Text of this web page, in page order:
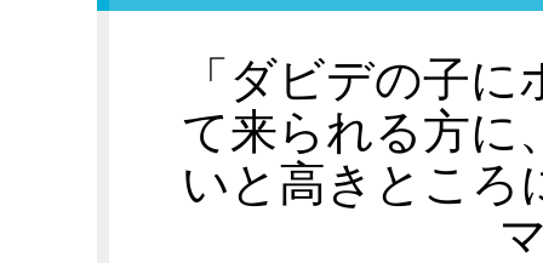
「ダビデの子
て来られる方に
いと高きところ